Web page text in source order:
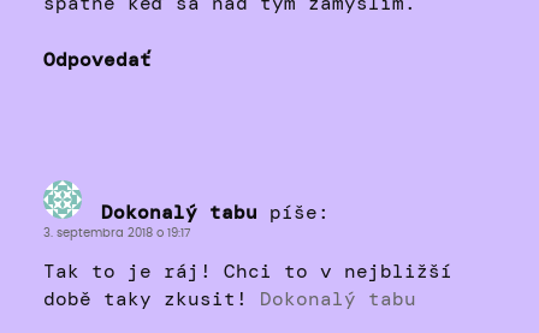
Odpovedať
Dokonalý tabu píše:
3. septembra 2018 o 19:17
Tak to je ráj! Chci to v nejbližší
době taky zkusit! Dokonalý tabu